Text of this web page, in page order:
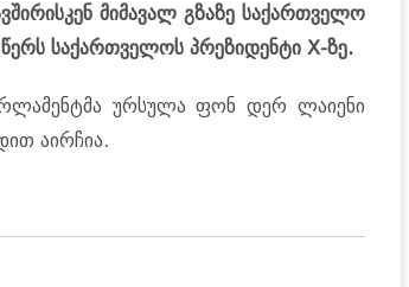
მიმავალ გზაზე საქართველო
საქართველოს პრეზიდენტი X-ზე.
ურსულა ფონ დერ ლაიენი
აირჩია.